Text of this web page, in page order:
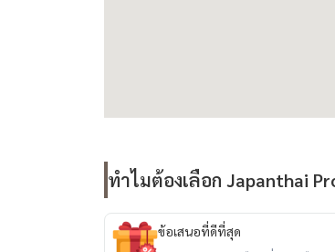
ทำไมต้องเลือก Japanthai
ข้อเสนอที่ดีที่สุด